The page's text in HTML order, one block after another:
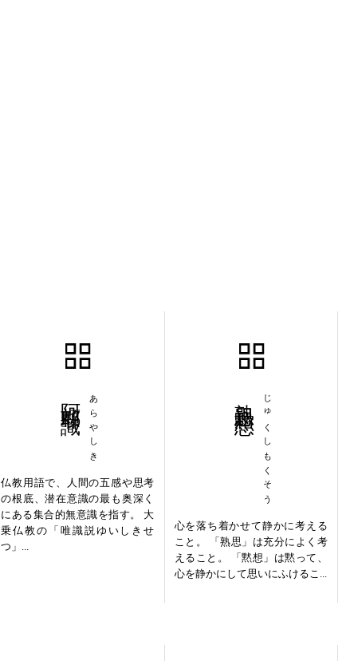
あらやしき
仏教用語で、人間の五感や思考
の根底、潜在意識の最も奥深く
にある集合的無意識を指す。 大
乗仏教の「唯識説ゆいしきせ
つ」...
じゅくしもくそう
心を落ち着かせて静かに考える
こと。 「熟思」は充分によく考
えること。 「黙想」は黙って、
心を静かにして思いにふけるこ...